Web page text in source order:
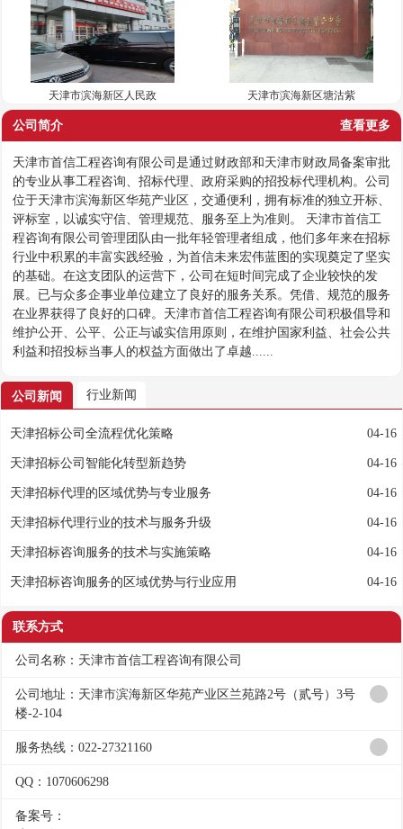
天津市滨海新区人民政 天津市滨海新区塘沽紫
查看更多
公司简介
天津市首信工程咨询有限公司是通过财政部和天津市财政局备案审批
的专业从事工程咨询、招标代理、政府采购的招投标代理机构。公司
位于天津市滨海新区华苑产业区，交通便利，拥有标准的独立开标、
评标室，以诚实守信、管理规范、服务至上为准则。 天津市首信工
程咨询有限公司管理团队由一批年轻管理者组成，他们多年来在招标
行业中积累的丰富实践经验，为首信未来宏伟蓝图的实现奠定了坚实
的基础。在这支团队的运营下，公司在短时间完成了企业较快的发
展。已与众多企事业单位建立了良好的服务关系。凭借、规范的服务
在业界获得了良好的口碑。天津市首信工程咨询有限公司积极倡导和
维护公开、公平、公正与诚实信用原则，在维护国家利益、社会公共
利益和招投标当事人的权益方面做出了卓越......
公司新闻 行业新闻
04-16
天津招标公司全流程优化策略
04-16
天津招标公司智能化转型新趋势
04-16
天津招标代理的区域优势与专业服务
04-16
天津招标代理行业的技术与服务升级
04-16
天津招标咨询服务的技术与实施策略
04-16
天津招标咨询服务的区域优势与行业应用
联系方式
公司名称：天津市首信工程咨询有限公司
公司地址：天津市滨海新区华苑产业区兰苑路2号（贰号）3号
楼-2-104
服务热线：022-27321160
QQ：1070606298
备案号：